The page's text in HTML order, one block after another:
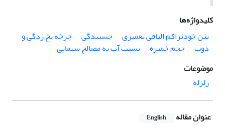
کلیدواژه‌ها
بتن خودتراکم الیافی تعمیری
چسبندگی
چرخه یخ زدگی و
ذوب
حجم خمیره
نسبت آب به مصالح سیمانی
موضوعات
زلزله
عنوان مقاله English